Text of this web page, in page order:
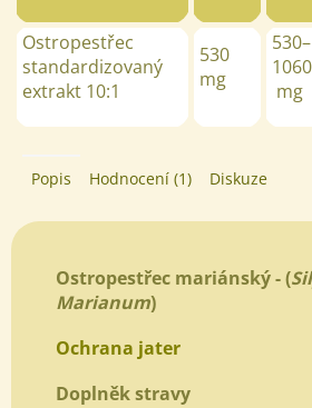
Ostropestřec
standardizovaný
extrakt 10:1
530
mg
530–
1060
mg
Popis Hodnocení (1) Diskuze
Ostropestřec mariánský -(
Marianum)
Ochrana jater
Doplněk stravy